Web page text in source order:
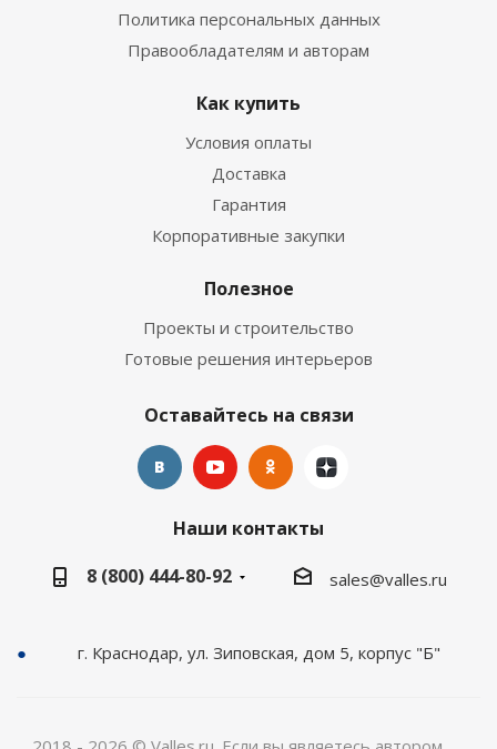
Политика персональных данных
Правообладателям и авторам
Как купить
Условия оплаты
Доставка
Гарантия
Корпоративные закупки
Полезное
Проекты и строительство
Готовые решения интерьеров
Оставайтесь на связи
Наши контакты
8 (800) 444-80-92
sales@valles.ru
г. Краснодар, ул. Зиповская, дом 5, корпус "Б"